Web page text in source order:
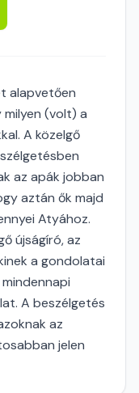
alapvetően
(volt) a
A közelgő
az apák jobban
aztán ők majd
Atyához.
újságíró, az
a gondolatai
A beszélgetés
az
jelen